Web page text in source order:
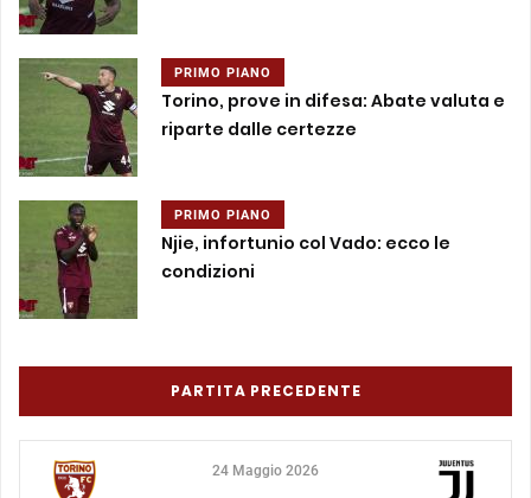
PRIMO PIANO
Torino, prove in difesa: Abate valuta e
riparte dalle certezze
PRIMO PIANO
Njie, infortunio col Vado: ecco le
condizioni
PARTITA PRECEDENTE
24 Maggio 2026